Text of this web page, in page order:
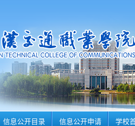
信息公开目录 信息公开申请 学校